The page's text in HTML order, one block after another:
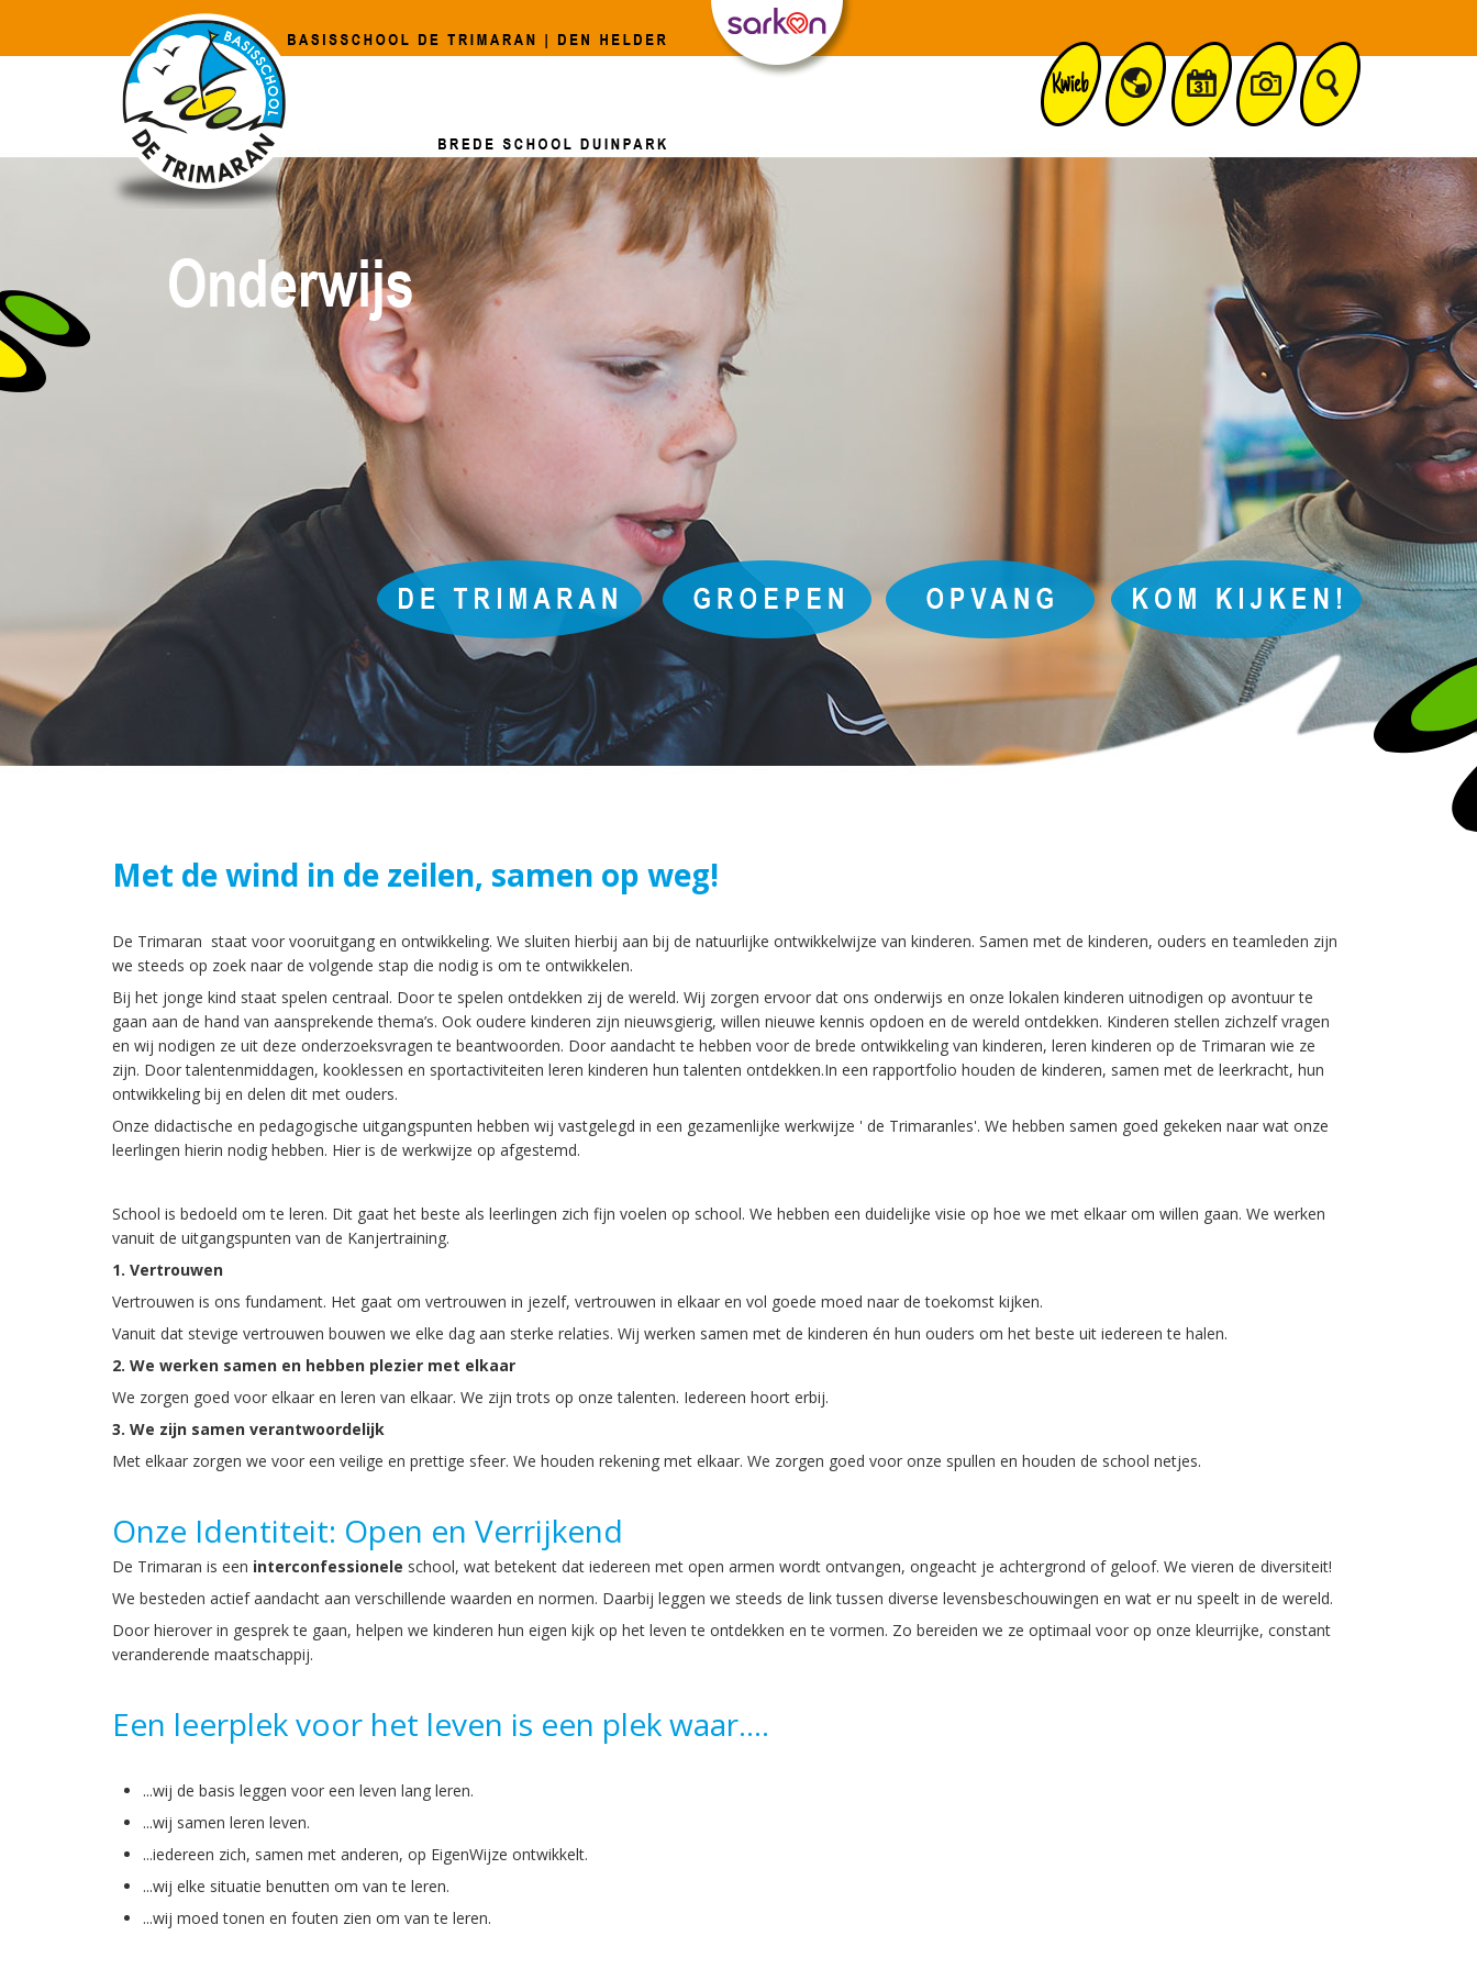
Met de wind in de zeilen, samen op weg!
De Trimaran staat voor vooruitgang en ontwikkeling. We sluiten hierbij aan bij de natuurlijke ontwikkelwijze van kinderen. Samen met de kinderen, ouders en teamleden zijn
we steeds op zoek naar de volgende stap die nodig is om te ontwikkelen.
Bij het jonge kind staat spelen centraal. Door te spelen ontdekken zij de wereld. Wij zorgen ervoor dat ons onderwijs en onze lokalen kinderen uitnodigen op avontuur te
gaan aan de hand van aansprekende thema’s. Ook oudere kinderen zijn nieuwsgierig, willen nieuwe kennis opdoen en de wereld ontdekken. Kinderen stellen zichzelf vragen
en wij nodigen ze uit deze onderzoeksvragen te beantwoorden. Door aandacht te hebben voor de brede ontwikkeling van kinderen, leren kinderen op de Trimaran wie ze
zijn. Door talentenmiddagen, kooklessen en sportactiviteiten leren kinderen hun talenten ontdekken.In een rapportfolio houden de kinderen, samen met de leerkracht, hun
ontwikkeling bij en delen dit met ouders.
Onze didactische en pedagogische uitgangspunten hebben wij vastgelegd in een gezamenlijke werkwijze ' de Trimaranles'. We hebben samen goed gekeken naar wat onze
leerlingen hierin nodig hebben. Hier is de werkwijze op afgestemd.
School is bedoeld om te leren. Dit gaat het beste als leerlingen zich fijn voelen op school. We hebben een duidelijke visie op hoe we met elkaar om willen gaan. We werken
vanuit de uitgangspunten van de Kanjertraining.
1. Vertrouwen
Vertrouwen is ons fundament. Het gaat om vertrouwen in jezelf, vertrouwen in elkaar en vol goede moed naar de toekomst kijken.
Vanuit dat stevige vertrouwen bouwen we elke dag aan sterke relaties. Wij werken samen met de kinderen én hun ouders om het beste uit iedereen te halen.
2. We werken samen en hebben plezier met elkaar
We zorgen goed voor elkaar en leren van elkaar. We zijn trots op onze talenten. Iedereen hoort erbij.
3. We zijn samen verantwoordelijk
Met elkaar zorgen we voor een veilige en prettige sfeer. We houden rekening met elkaar. We zorgen goed voor onze spullen en houden de school netjes.
Onze Identiteit: Open en Verrijkend
De Trimaran is een interconfessionele school, wat betekent dat iedereen met open armen wordt ontvangen, ongeacht je achtergrond of geloof. We vieren de diversiteit!
We besteden actief aandacht aan verschillende waarden en normen. Daarbij leggen we steeds de link tussen diverse levensbeschouwingen en wat er nu speelt in de wereld.
Door hierover in gesprek te gaan, helpen we kinderen hun eigen kijk op het leven te ontdekken en te vormen. Zo bereiden we ze optimaal voor op onze kleurrijke, constant
veranderende maatschappij.
Een leerplek voor het leven is een plek waar....
...wij de basis leggen voor een leven lang leren.
...wij samen leren leven.
...iedereen zich, samen met anderen, op EigenWijze ontwikkelt.
...wij elke situatie benutten om van te leren.
...wij moed tonen en fouten zien om van te leren.